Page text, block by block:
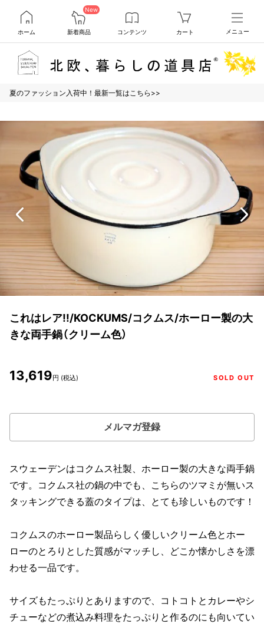
ホーム
New
新着商品 コンテンツ カート メニュー
夏のファッション入荷中！最新一覧はこちら>>
これはレア!!/KOCKUMS/コクムス/ホーロー製の大
きな両手鍋（クリーム色）
13,619円 (税込) SOLD OUT
メルマガ登録
スウェーデンはコクムス社製、ホーロー製の大きな両手鍋
です。コクムス社の鍋の中でも、こちらのツマミが無いス
タッキングできる蓋のタイプは、とても珍しいものです！
コクムスのホーロー製品らしく優しいクリーム色とホー
ローのとろりとした質感がマッチし、どこか懐かしさを漂
わせる一品です。
サイズもたっぷりとありますので、コトコトとカレーやシ
チューなどの煮込み料理をたっぷりと作るのにも向いてい